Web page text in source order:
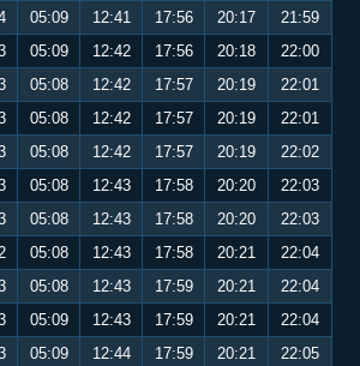
05:09 12:41 17:56 20:17
21:59
05:09 12:42 17:56 20:18
22:00
05:08 12:42 17:57 20:19
22:01
05:08 12:42 17:57 20:19
22:01
05:08 12:42 17:57 20:19
22:02
05:08 12:43 17:58 20:20
22:03
05:08 12:43 17:58 20:20
22:03
05:08 12:43 17:58 20:21
22:04
05:08 12:43 17:59 20:21
22:04
05:09 12:43 17:59 20:21
22:04
05:09 12:44 17:59 20:21
22:05